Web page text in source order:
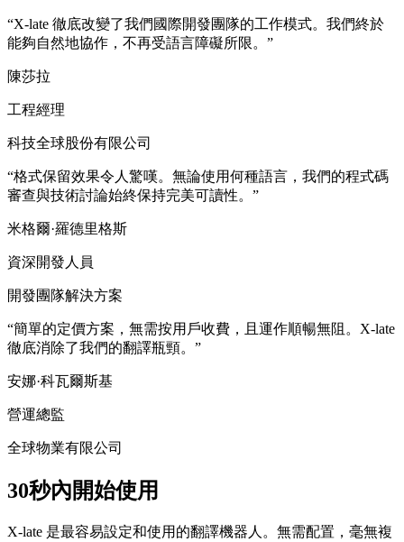
“X-late 徹底改變了我們國際開發團隊的工作模式。我們終於
能夠自然地協作，不再受語言障礙所限。”
陳莎拉
工程經理
科技全球股份有限公司
“格式保留效果令人驚嘆。無論使用何種語言，我們的程式碼
審查與技術討論始終保持完美可讀性。”
米格爾·羅德里格斯
資深開發人員
開發團隊解決方案
“簡單的定價方案，無需按用戶收費，且運作順暢無阻。X-late
徹底消除了我們的翻譯瓶頸。”
安娜·科瓦爾斯基
營運總監
全球物業有限公司
30秒內開始使用
X-late 是最容易設定和使用的翻譯機器人。無需配置，毫無複